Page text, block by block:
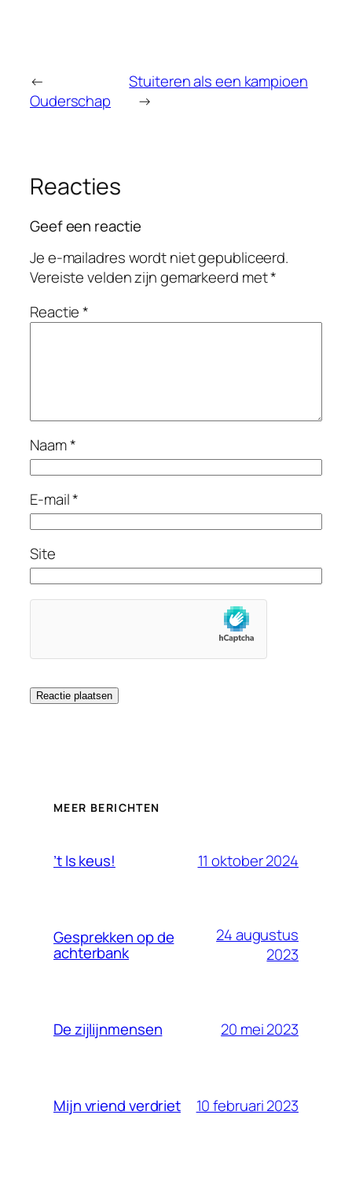
←
Ouderschap
Stuiteren als een kampioen
→
Reacties
Geef een reactie
Je e-mailadres wordt niet gepubliceerd.
Vereiste velden zijn gemarkeerd met*
Reactie*
Naam*
E-mail*
Site
MEER BERICHTEN
’t Is keus! 11 oktober 2024
Gesprekken op de
achterbank
24 augustus
2023
De zijlijnmensen 20 mei 2023
Mijn vriend verdriet 10 februari 2023